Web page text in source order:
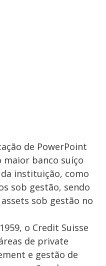
de PowerPoint
banco suíço
instituição, como
sob gestão, sendo
sob gestão no
o Credit Suisse
de private
e gestão de